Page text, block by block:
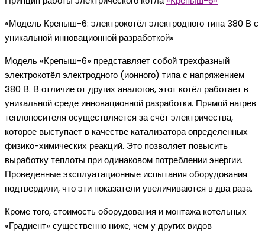
«Модель Крепыш-6: электрокотёл электродного типа 380 В с
уникальной инновационной разработкой»
Модель «Крепыш-6» представляет собой трехфазный
электрокотёл электродного (ионного) типа с напряжением
380 В. В отличие от других аналогов, этот котёл работает в
уникальной среде инновационной разработки. Прямой нагрев
теплоносителя осуществляется за счёт электричества,
которое выступает в качестве катализатора определенных
физико-химических реакций. Это позволяет повысить
выработку теплоты при одинаковом потреблении энергии.
Проведенные эксплуатационные испытания оборудования
подтвердили, что эти показатели увеличиваются в два раза.
Кроме того, стоимость оборудования и монтажа котельных
«Градиент» существенно ниже, чем у других видов